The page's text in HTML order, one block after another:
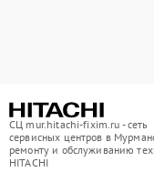
СЦ mur.hitachi-fixim.ru - сеть
сервисных центров в
ремонту и обслуживанию
HITACHI